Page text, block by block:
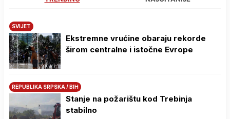
SVIJET
Ekstremne vrućine obaraju rekorde
širom centralne i istočne Evrope
REPUBLIKA SRPSKA / BIH
Stanje na požarištu kod Trebinja
stabilno